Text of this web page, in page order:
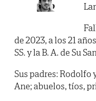
de 2023, a los 21
SS. y la B. A. de Su
Sus padres: Rodolfo
Ane; abuelos, tíos,